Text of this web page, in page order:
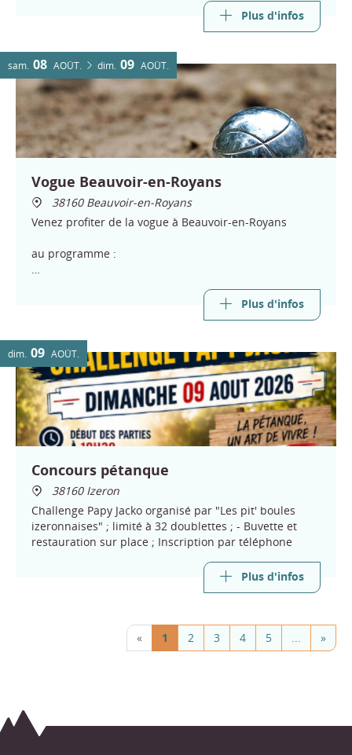
Plus d'infos
sam. 08 AOÛT dim. 09 AOÛT
Vogue Beauvoir-en-Royans
38160 Beauvoir-en-Royans
Venez profiter de la vogue à Beauvoir-en-Royans
au programme :
13h concours de pétanque en doublette
Dimanche :
10h30 messe
13h concours de pétanque en triplette mixte
Infos et réservation par téléphone
Plus d'infos
dim. 09 AOÛT
Concours pétanque
38160 Izeron
Challenge Papy Jacko organisé par "Les pit' boules
izeronnaises" ; limité à 32 doublettes ; - Buvette et
restauration sur place ; Inscription par téléphone
Plus d'infos
« 1 2 3 4 5 ... »